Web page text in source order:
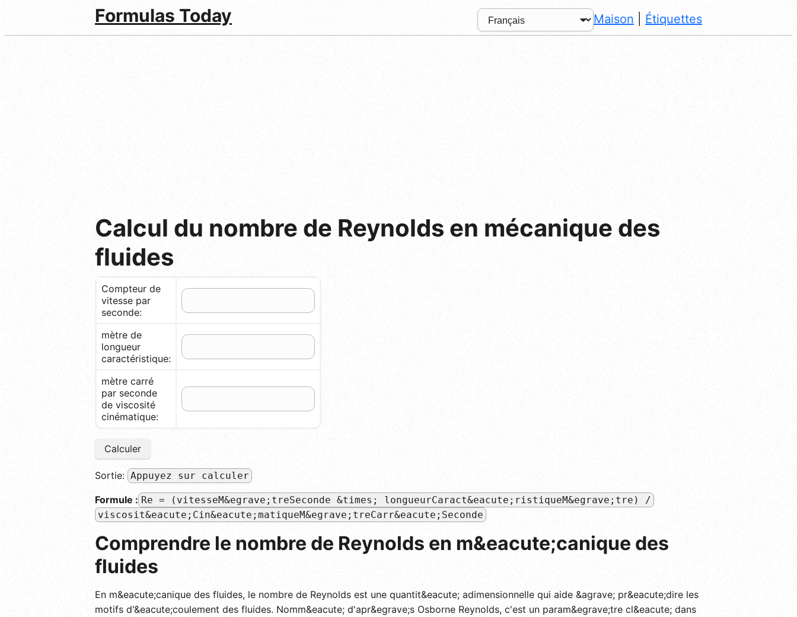
Formulas Today Maison Étiquettes
Calcul du nombre de Reynolds en mécanique des
fluides
Compteur de
vitesse par
seconde:
mètre de
longueur
caractéristique:
mètre carré
par seconde
de viscosité
cinématique:
Calculer
Sortie: Appuyez sur calculer
Formule : Re = (vitesseM&egrave;treSeconde &times; longueurCaract&eacute;ristiqueM&egrave;tre) /
viscosit&eacute;Cin&eacute;matiqueM&egrave;treCarr&eacute;Seconde
Comprendre le nombre de Reynolds en m&eacute;canique des
fluides
En m&eacute;canique des fluides, le nombre de Reynolds est une quantit&eacute; adimensionnelle qui aide &agrave; pr&eacute;dire les
motifs d'&eacute;coulement des fluides. Nomm&eacute; d'apr&egrave;s Osborne Reynolds, c'est un param&egrave;tre cl&eacute; dans